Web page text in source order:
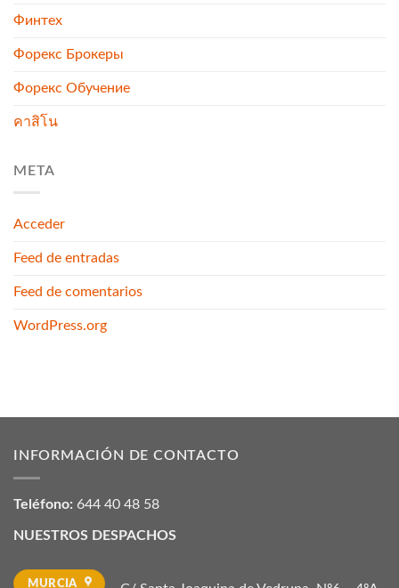
Финтех
Форекс Брокеры
Форекс Обучение
คาสิโน
META
Acceder
Feed de entradas
Feed de comentarios
WordPress.org
INFORMACIÓN DE CONTACTO
Teléfono: 644 40 48 58
NUESTROS DESPACHOS
MURCIA